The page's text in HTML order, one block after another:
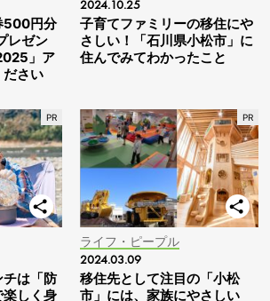
500円分
レゼン
」ア
ださい
2024.10.25
子育てファミリーの移住にや
さしい！「石川県小松市」に
住んでみてわかったこと
は「防
楽しく身
ライフ・ピープル
2024.03.09
移住先として注目の「小松
市」には、家族にやさしい